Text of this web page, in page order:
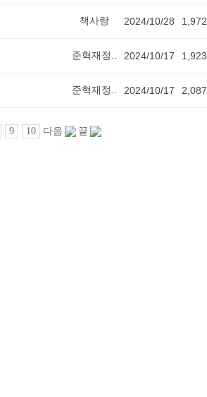
책사랑 2024/10/28 1,972
준혁재정.. 2024/10/17 1,923
준혁재정.. 2024/10/17 2,087
9 10 다음 끝